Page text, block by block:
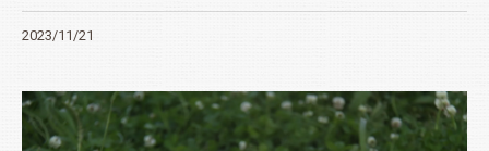
2023/11/21